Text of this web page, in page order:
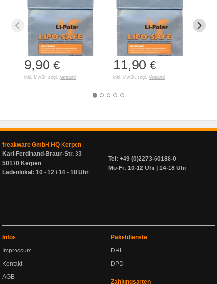
9,90 €
inkl. MwSt. zzgl. Versand
11,90 €
inkl. MwSt. zzgl. Versand
freakware GmbH HQ Kerpen
Karl-Ferdinand-Braun-Str. 33
50170 Kerpen
Ladenlokal: 10 - 12 / 14 - 18 Uhr
Tel: +49 (0)2273-60188-0
Mo-Fr: 10-12 Uhr | 14-18 Uhr
Infos
Impressum
Kontakt
AGB
Paketdienste
DHL
DPD
Zahlungsarten